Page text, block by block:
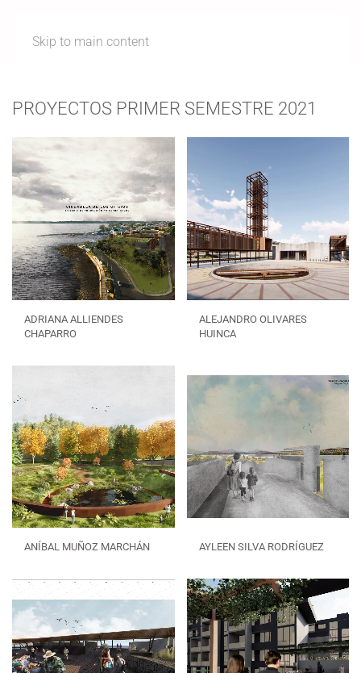
Skip to main content
PROYECTOS PRIMER SEMESTRE 2021
ADRIANA ALLIENDES
CHAPARRO
ALEJANDRO OLIVARES
HUINCA
ANÍBAL MUÑOZ MARCHÁN AYLEEN SILVA RODRÍGUEZ